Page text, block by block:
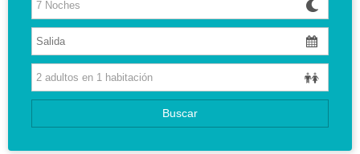
HOTELES
CIRCUITOS
GUIAS DE VIAJES
Buscar